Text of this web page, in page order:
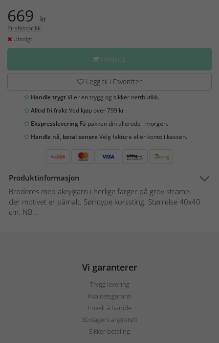
669 kr
Prishistorikk
Utsolgt
HANDLE
Legg til i Favoritter
Handle trygtVi er en trygg og sikker nettbutikk.
Alltid fri fraktVed kjøp over 799 kr.
Ekspresslevering Få pakken din allerede i morgen.
Handle nå, betal senereVelg faktura eller konto i kassen.
Produktinformasjon
Broderes med akrylgarn i herlige farger på grov stramei
der motivet er påmalt. Sømtype korssting. Størrelse 40x40
cm. NB...
Vi garanterer
Trygg levering
Kvalitetsgaranti
Enkelt å handle
30 dagers angrerett
Sikker betaling